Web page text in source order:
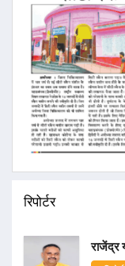
रिपोर्टर
राजेंद्र